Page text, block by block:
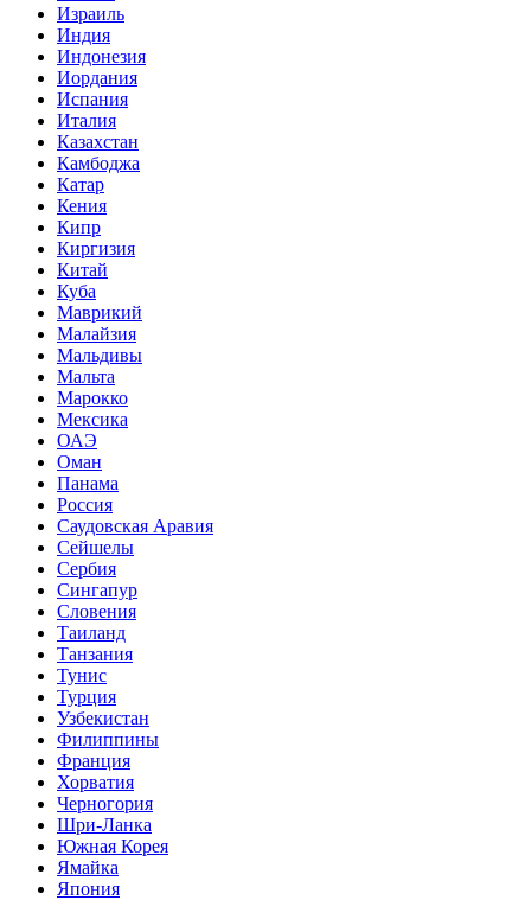
Израиль
Индия
Индонезия
Иордания
Испания
Италия
Казахстан
Камбоджа
Катар
Кения
Кипр
Киргизия
Китай
Куба
Маврикий
Малайзия
Мальдивы
Мальта
Марокко
Мексика
ОАЭ
Оман
Панама
Россия
Саудовская Аравия
Сейшелы
Сербия
Сингапур
Словения
Таиланд
Танзания
Тунис
Турция
Узбекистан
Филиппины
Франция
Хорватия
Черногория
Шри-Ланка
Южная Корея
Ямайка
Япония